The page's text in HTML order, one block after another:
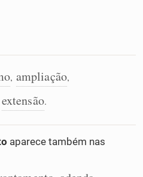
, ampliação,
extensão.
aparece também nas